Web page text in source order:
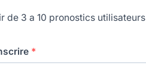
de 3 a 10 pronostics utilisateurs
*